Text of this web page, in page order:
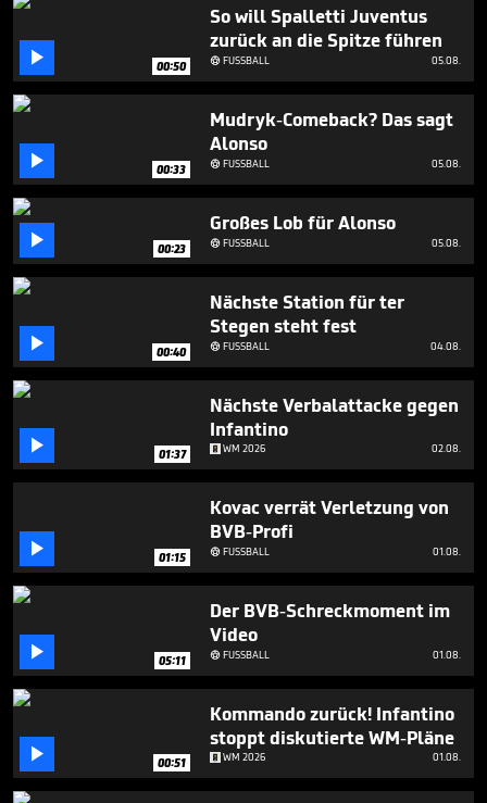
1
26
seconds
 00:50
So will Spalletti Juventus
zurück an die Spitze führen
FUSSBALL 05.08.
 00:33
Mudryk-Comeback? Das sagt
Alonso
FUSSBALL 05.08.
 00:23
Großes Lob für Alonso
FUSSBALL 05.08.
 00:40
Nächste Station für ter
Stegen steht fest
FUSSBALL 04.08.
 01:37
Nächste Verbalattacke gegen
Infantino
WM 2026 02.08.
 01:15
Kovac verrät Verletzung von
BVB-Profi
FUSSBALL 01.08.
 05:11
Der BVB-Schreckmoment im
Video
FUSSBALL 01.08.
 00:51
Kommando zurück! Infantino
stoppt diskutierte WM-Pläne
WM 2026 01.08.